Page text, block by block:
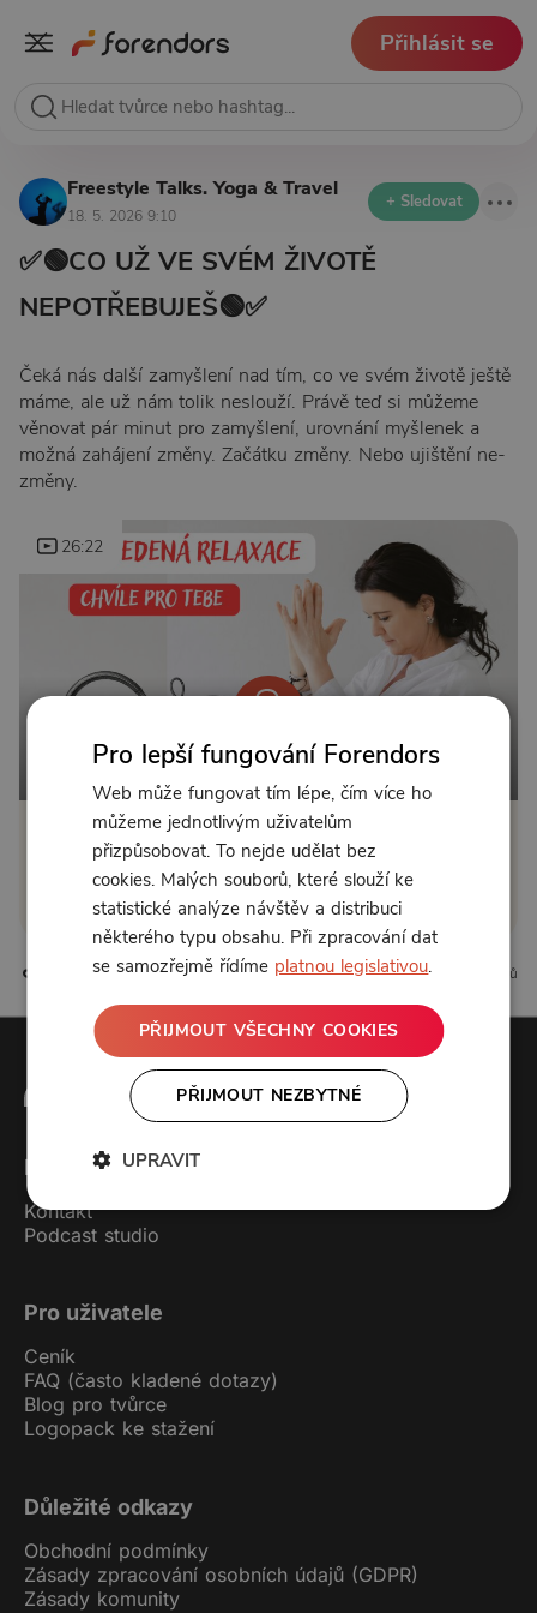
Přihlásit se
Freestyle Talks. Yoga & Travel
18. 5. 2026 9:10
+ Sledovat
✅🟢CO UŽ VE SVÉM ŽIVOTĚ
NEPOTŘEBUJEŠ🟢✅
Čeká nás další zamyšlení nad tím, co ve svém životě ještě
máme, ale už nám tolik neslouží. Právě teď si můžeme
věnovat pár minut pro zamyšlení, urovnání myšlenek a
možná zahájení změny. Začátku změny. Nebo ujištění ne-
změny.
26:22
Od 111 Kč měsíčně nebo 39 Kč jednorázově
Zřídit předplatné
Koupit příspěvek
0 líbí 0 komentářů
Forendors
Kontakt
Podcast studio
Pro uživatele
Ceník
FAQ (často kladené dotazy)
Blog pro tvůrce
Logopack ke stažení
Důležité odkazy
Obchodní podmínky
Zásady zpracování osobních údajů (GDPR)
Zásady komunity
Pro lepší fungování Forendors
Web může fungovat tím lépe, čím více ho
můžeme jednotlivým uživatelům
přizpůsobovat. To nejde udělat bez
cookies. Malých souborů, které slouží ke
statistické analýze návštěv a distribuci
některého typu obsahu. Při zpracování dat
se samozřejmě řídíme platnou legislativou.
PŘIJMOUT VŠECHNY COOKIES
PŘIJMOUT NEZBYTNÉ
UPRAVIT